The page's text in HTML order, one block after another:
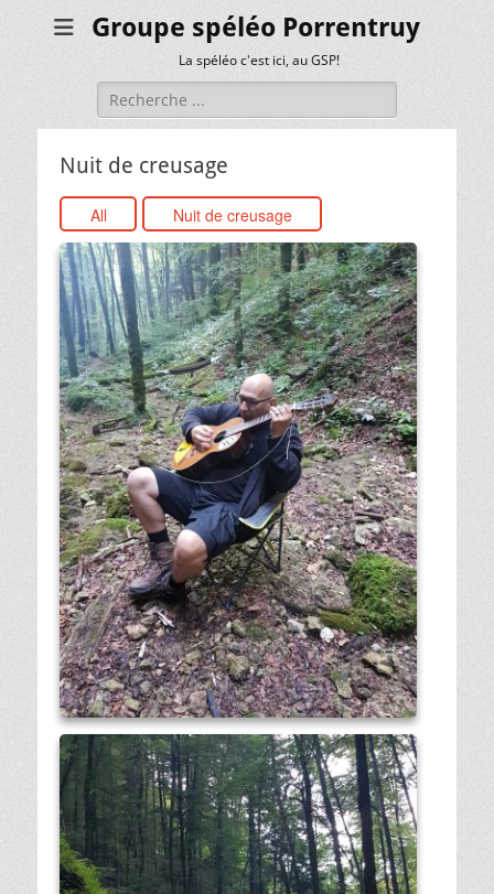
Groupe spéléo Porrentruy
La spéléo c'est ici, au GSP!
Rechercher :
Nuit de creusage
All Nuit de creusage